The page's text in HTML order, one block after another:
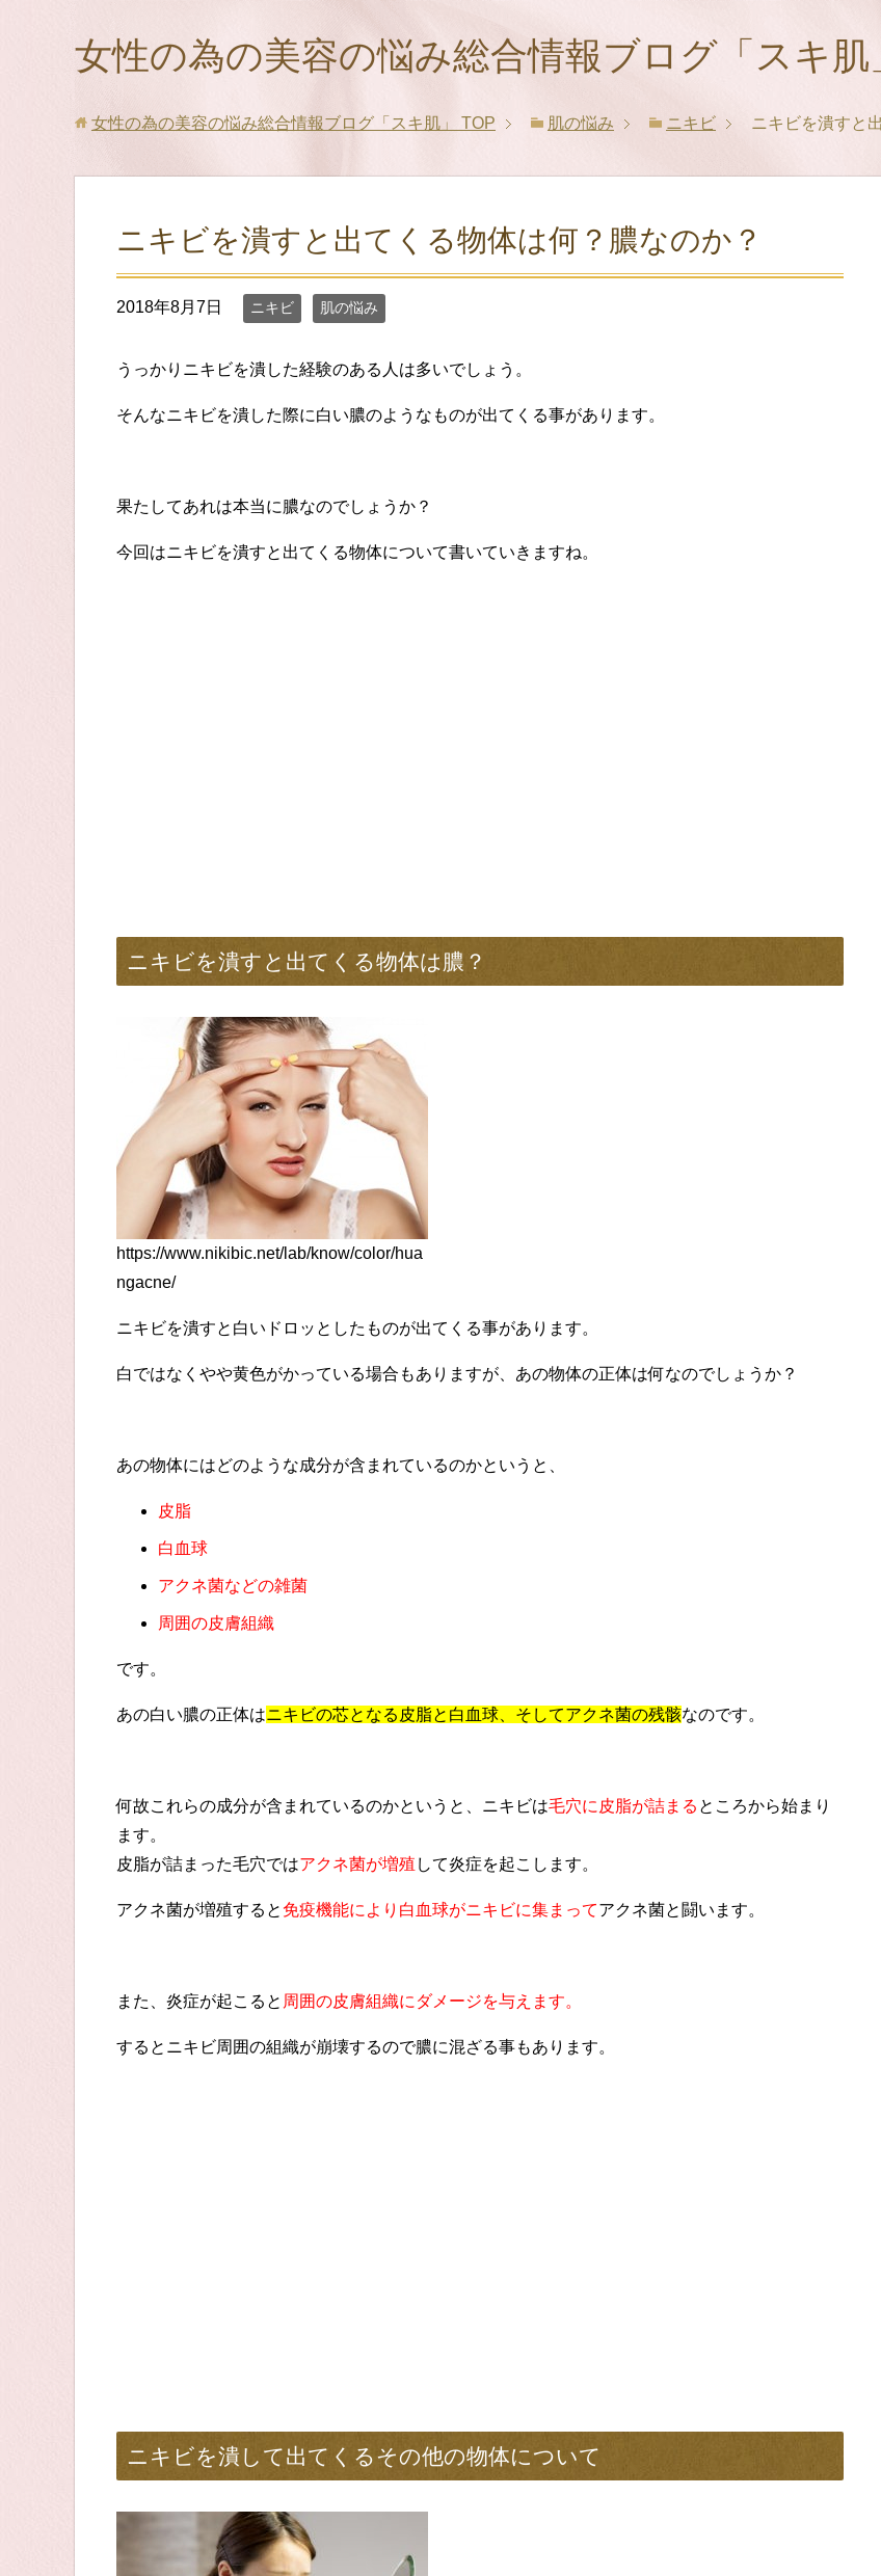
女性の為の美容の悩み総合情報ブログ「スキ肌
女性の為の美容の悩み総合情報ブログ「スキ肌」 TOP 肌の悩み ニキビ ニキビを潰すと
ニキビを潰すと出てくる物体は何？膿なのか？
2018年8月7日 ニキビ 肌の悩み
うっかりニキビを潰した経験のある人は多いでしょう。
そんなニキビを潰した際に白い膿のようなものが出てくる事があります。
果たしてあれは本当に膿なのでしょうか？
今回はニキビを潰すと出てくる物体について書いていきますね。
ニキビを潰すと出てくる物体は膿？
https://www.nikibic.net/lab/know/color/hua
ngacne/
ニキビを潰すと白いドロッとしたものが出てくる事があります。
白ではなくやや黄色がかっている場合もありますが、あの物体の正体は何なのでしょうか？
あの物体にはどのような成分が含まれているのかというと、
皮脂
白血球
アクネ菌などの雑菌
周囲の皮膚組織
です。
あの白い膿の正体はニキビの芯となる皮脂と白血球、そしてアクネ菌の残骸なのです。
何故これらの成分が含まれているのかというと、ニキビは毛穴に皮脂が詰まる ところから始まり
ます。
皮脂が詰まった毛穴ではアクネ菌が増殖 して炎症を起こします。
アクネ菌が増殖すると 免疫機能により白血球がニキビに集まってアクネ菌と闘います。
また、炎症が起こると 周囲の皮膚組織にダメージを与えます。
するとニキビ周囲の組織が崩壊するので膿に混ざる事もあります。
ニキビを潰して出てくるその他の物体について